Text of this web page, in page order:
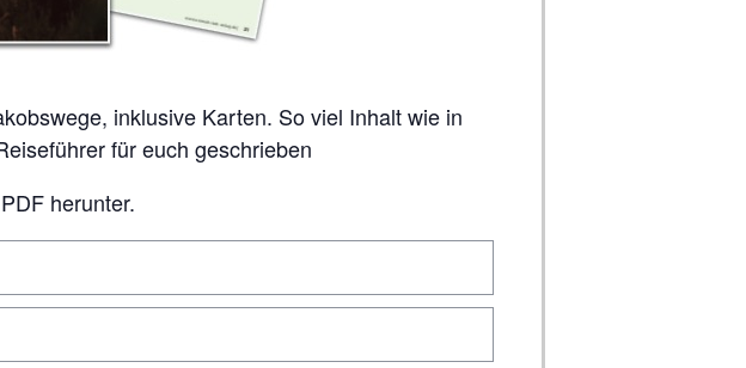
für euch geschrieben
herunter.